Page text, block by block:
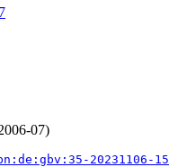
07)
20231106-